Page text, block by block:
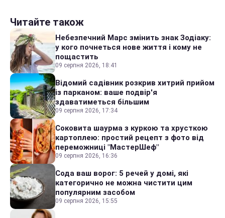
Читайте також
Небезпечний Марс змінить знак Зодіаку:
у кого почнеться нове життя і кому не
пощастить
09 серпня 2026, 18:41
Відомий садівник розкрив хитрий прийом
із парканом: ваше подвір'я
здаватиметься більшим
09 серпня 2026, 17:34
Соковита шаурма з куркою та хрусткою
картоплею: простий рецепт з фото від
переможниці "МастерШеф"
09 серпня 2026, 16:36
Сода ваш ворог: 5 речей у домі, які
категорично не можна чистити цим
популярним засобом
09 серпня 2026, 15:55